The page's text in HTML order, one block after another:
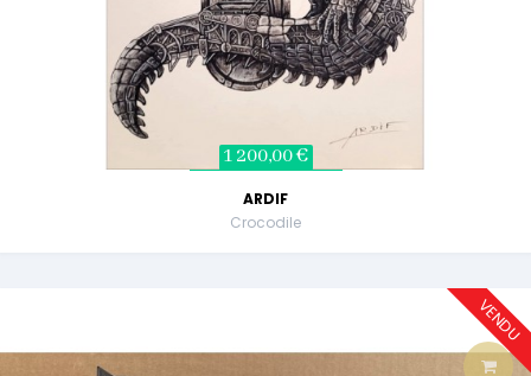
1 200,00 €
ARDIF
Crocodile
VENDU